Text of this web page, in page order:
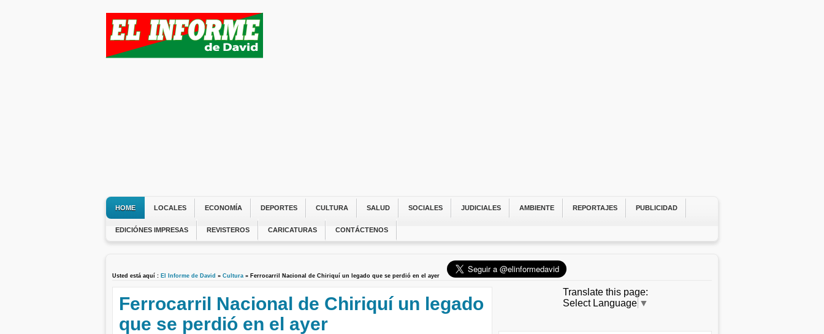
HOME LOCALES ECONOMÍA DEPORTES CULTURA SALUD SOCIALES JUDICIALES AMBIENTE REPORTAJES PUBLICIDAD
EDICIÓNES IMPRESAS REVISTEROS CARICATURAS CONTÁCTENOS
Usted está aquí : El Informe de David » Cultura » Ferrocarril Nacional de Chiriquí un legado que se perdió en el ayer
Ferrocarril Nacional de Chiriquí un legado
que se perdió en el ayer
Translate this page:
Select Language ▼